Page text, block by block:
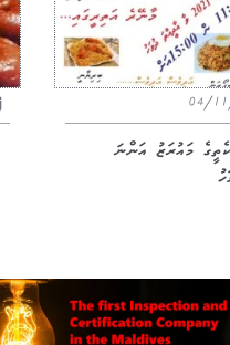
މައުރަޒު އަންނަ